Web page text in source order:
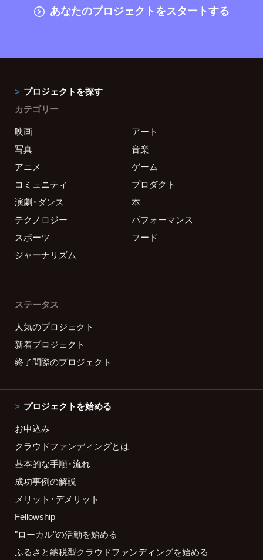
あなたのプロジェクトをスタートする
プロジェクトを探す
カテゴリー
映画
アート
写真
音楽
アニメ
ゲーム
コミュニティ
プロダクト
演劇・ダンス
本
テクノロジー
パフォーマンス
スポーツ
フード
ジャーナリズム
ステータス
人気のプロジェクト
新着プロジェクト
終了間際のプロジェクト
プロジェクトを始める
お申込み
クラウドファンディングとは
基本的な手順・流れ
成功事例の解説
メリット・デメリット
Fellowship
"ローカル"の活動を始める
ふるさと納税型クラウドファンディングを始める